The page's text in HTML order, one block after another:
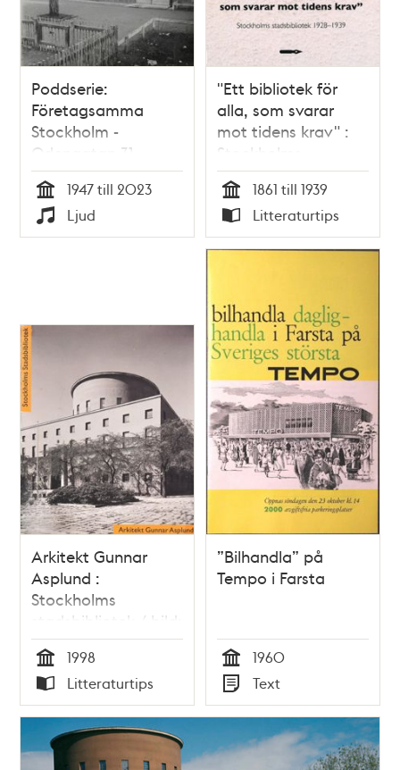
Poddserie:
Företagsamma
Stockholm -
Odengatan 31,
första Konsum
snabbköp
Tid
1947 till 2023
Typ
Ljud
"Ett bibliotek för
alla, som svarar
mot tidens krav" :
Stockholms
stadsbibliotek :
upplysning,
modernitet och
litteratursyn, 1928-
Tid
1861 till 1939
Typ
Litteraturtips
Arkitekt Gunnar
Asplund :
Stockholms
stadsbibliotek / bild:
Max Plunger ; text:
Karin Winter
Tid
1998
Typ
Litteraturtips
”Bilhandla” på
Tempo i Farsta
Tid
1960
Typ
Text